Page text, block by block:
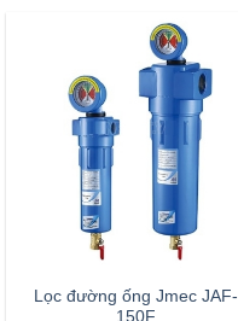
Lọc đường ống Jmec JAF-
150F